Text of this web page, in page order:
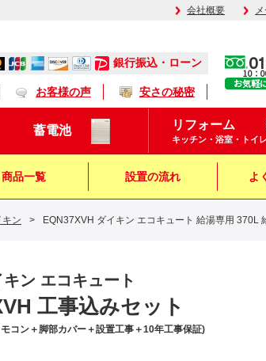
会社概要
銀行振込・ローン
お客様の声 安さの秘密
10：
お気軽
蓄電池 リフォーム
キッチン・浴室・トイレ
商品一覧 設置の流れ よ
キン > EQN37XVH ダイキン エコキュート 給湯専用 370L
キン エコキュート
工事込みセット
コン＋脚部カバー＋設置工事＋10年工事保証)